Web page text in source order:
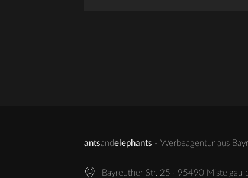
antsandelephants - Werbeagentur aus
Bayreuther Str. 25 · 95490 Mistelgau